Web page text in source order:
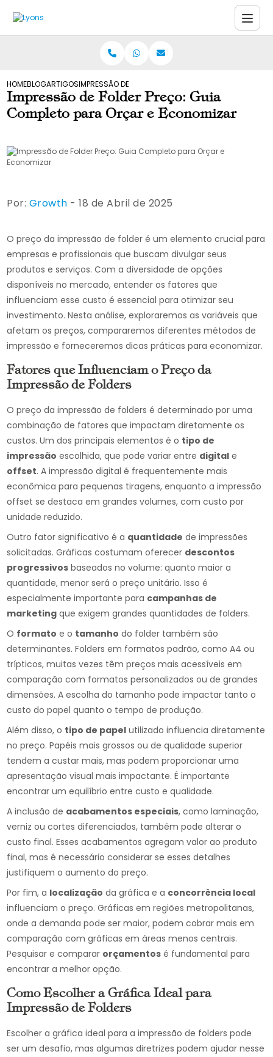
HOMEBLOGARTIGOSIMPRESSÃO DE FOLDER PREÇO: GUIA COMPLETO PARA
Impressão de Folder Preço: Guia
Completo para Orçar e Economizar
Por: Growth - 18 de Abril de 2025
O preço da impressão de folder é um elemento crucial para
empresas e profissionais que buscam divulgar seus
produtos e serviços. Com a diversidade de opções
disponíveis no mercado, entender os fatores que
influenciam esse custo é essencial para otimizar seu
investimento. Nesta análise, exploraremos as variáveis que
afetam os preços, compararemos diferentes métodos de
impressão e forneceremos dicas práticas para economizar.
Fatores que Influenciam o Preço da
Impressão de Folders
O preço da impressão de folders é determinado por uma
combinação de fatores que impactam diretamente os
custos. Um dos principais elementos é o tipo de
impressão escolhida, que pode variar entre digital e
offset. A impressão digital é frequentemente mais
econômica para pequenas tiragens, enquanto a impressão
offset se destaca em grandes volumes, com custo por
unidade reduzido.
Outro fator significativo é a quantidade de impressões
solicitadas. Gráficas costumam oferecer descontos
progressivos baseados no volume: quanto maior a
quantidade, menor será o preço unitário. Isso é
especialmente importante para campanhas de
marketing que exigem grandes quantidades de folders.
O formato e o tamanho do folder também são
determinantes. Folders em formatos padrão, como A4 ou
trípticos, muitas vezes têm preços mais acessíveis em
comparação com formatos personalizados ou de grandes
dimensões. A escolha do tamanho pode impactar tanto o
custo do papel quanto o tempo de produção.
Além disso, o tipo de papel utilizado influencia diretamente
no preço. Papéis mais grossos ou de qualidade superior
tendem a custar mais, mas podem proporcionar uma
apresentação visual mais impactante. É importante
encontrar um equilíbrio entre custo e qualidade.
A inclusão de acabamentos especiais, como laminação,
verniz ou cortes diferenciados, também pode alterar o
custo final. Esses acabamentos agregam valor ao produto
final, mas é necessário considerar se esses detalhes
justifiquem o aumento do preço.
Por fim, a localização da gráfica e a concorrência local
influenciam o preço. Gráficas em regiões metropolitanas,
onde a demanda pode ser maior, podem cobrar mais em
comparação com gráficas em áreas menos centrais.
Pesquisar e comparar orçamentos é fundamental para
encontrar a melhor opção.
Como Escolher a Gráfica Ideal para
Impressão de Folders
Escolher a gráfica ideal para a impressão de folders pode
ser um desafio, mas algumas diretrizes podem ajudar nesse